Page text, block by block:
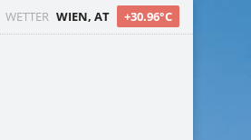
WETTER WIEN, AT +30.96°C